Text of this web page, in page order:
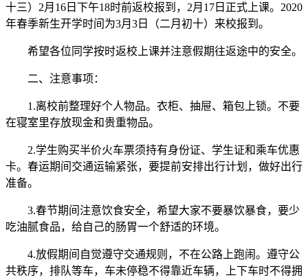
十三）2月16日下午18时前返校报到，2月17日正式上课。2020
年春季新生开学时间为3月3日（二月初十）来校报到。
希望各位同学按时返校上课并注意假期往返途中的安全。
二、注意事项：
1.离校前整理好个人物品。衣柜、抽屉、箱包上锁。不要
在寝室里存放现金和贵重物品。
2.学生购买半价火车票须持有身份证、学生证和乘车优惠
卡。春运期间交通运输紧张，要提前安排出行计划，做好出行
准备。
3.春节期间注意饮食安全，希望大家不要暴饮暴食，要少
吃油腻食品，给自己的肠胃一个舒适的环境。
4.放假期间自觉遵守交通规则，不在公路上跑闹。遵守公
共秩序，排队等车，车未停稳不得靠近车辆，上下车时不得拥